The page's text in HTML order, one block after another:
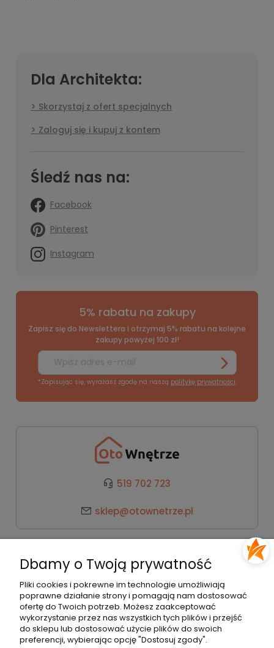
Dla Architekta:
Skorzystaj z ofert specjalnych
Zaloguj się i kupuj z kontem
Śledź nas na:
Facebook
Pinterest
Instagram
5% rabatu na zakupy
Zapisz się do Newslettera i otrzymaj 5% rabatu na kolejne
zakupy powyżej 100 zł!
*Zapisując się, wyrażasz zgodę na naszą politykę prywatności.
519 702 723
sklep@otownetrze.pl
Pomoc
Moje konto
Dbamy o Twoją prywatność
Pliki cookies i pokrewne im technologie umożliwiają
poprawne działanie strony i pomagają nam dostosować
ofertę do Twoich potrzeb. Możesz zaakceptować
wykorzystanie przez nas wszystkich tych plików i przejść
do sklepu lub dostosować użycie plików do swoich
preferencji, wybierając opcję "Dostosuj zgody".